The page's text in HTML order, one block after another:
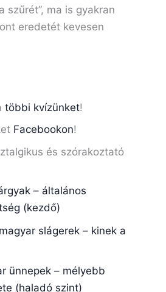
szűrét”, ma is gyakran
eredetét kevesen
többi kvízünket!
Facebookon!
és szórakoztató
– általános
(kezdő)
slágerek – kinek a
ünnepek – mélyebb
(haladó szint)